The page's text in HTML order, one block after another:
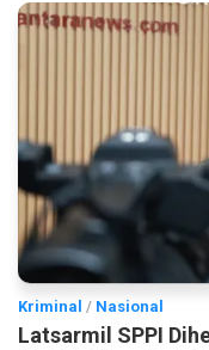
Kriminal / Nasional
Latsarmil SPPI